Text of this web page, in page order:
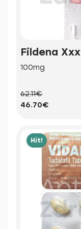
Fildena Xxx
100mg
62.11€
46.70€
Hit!